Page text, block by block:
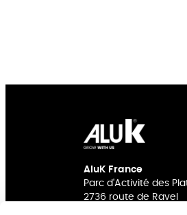
AluK France
Parc d'Activité des
2736 route de Ravel